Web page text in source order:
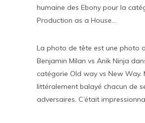
humaine des Ebony pour la
Production as a House…
La photo de tête est une photo
Benjamin Milan vs Anik Ninja
catégorie Old way vs New Way.
littéralement balayé chacun de
adversaires. C’était